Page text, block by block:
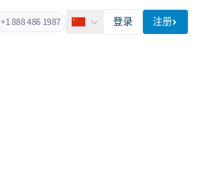
+1 888 486 1987 简体中文登录 注册